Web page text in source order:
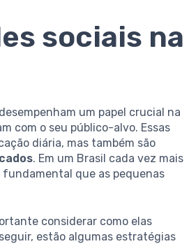
sociais na
desempenham um papel crucial na
com o seu público-alvo. Essas
diária, mas também são
. Em um Brasil cada vez mais
que as pequenas
considerar como elas
estão algumas estratégias